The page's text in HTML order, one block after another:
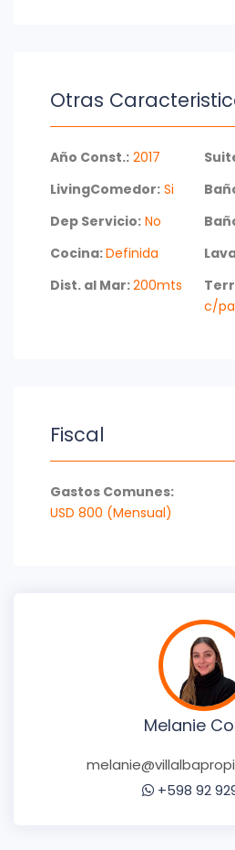
Otras
Año Const.: 2017
LivingComedor: Si
Dep Servicio: No
Cocina:Definida
Dist. al Mar:200mts
c/
Fiscal
Gastos Comunes:
USD 800 (Mensual)
Melanie
+598 92